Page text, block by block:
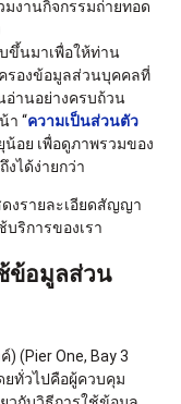
มงานกิจกรรมถ่ายทอด
ขึ้นมาเพื่อให้ท่าน
รองข้อมูลส่วนบุคคลที่
อ่านอย่างครบถ้วน
า “ความเป็นส่วนตัว
น้อย เพื่อดูภาพรวมของ
ได้ง่ายกว่า
งรายละเอียดสัญญา
บริการของเรา
ข้อมูลส่วน
) (Pier One, Bay 3
ทั่วไปคือผู้ควบคุม